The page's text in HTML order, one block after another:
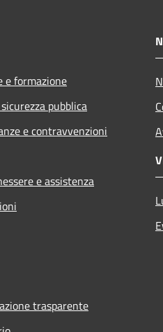
e formazione
pubblica
e contravvenzioni
e assistenza
trasparente